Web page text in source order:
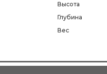
Высота
Глубина
Вес